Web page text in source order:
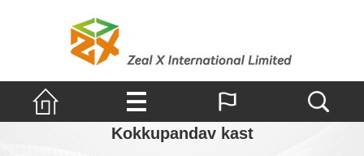
Kokkupandav kast